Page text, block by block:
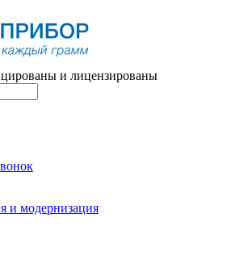
и лицензированы
и модернизация